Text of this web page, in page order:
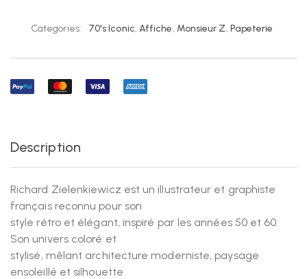
Categories: 70's Iconic, Affiche, Monsieur Z, Papeterie
Description
Richard Zielenkiewicz est un illustrateur et graphiste
français reconnu pour son
style rétro et élégant, inspiré par les années 50 et 60.
Son univers coloré et
stylisé, mêlant architecture moderniste, paysage
ensoleillé et silhouette